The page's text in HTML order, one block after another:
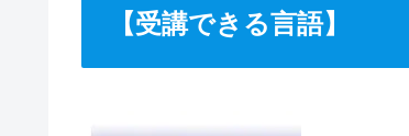
【受講できる言語】